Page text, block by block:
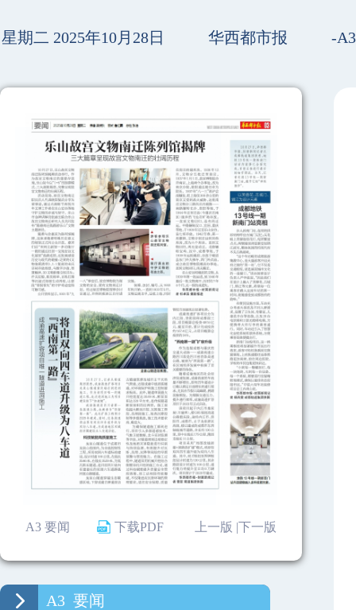
星期二 2025年10月28日 华西都市报 -
A3 要闻 下载PDF 下一版
上一版 |
A3 要闻